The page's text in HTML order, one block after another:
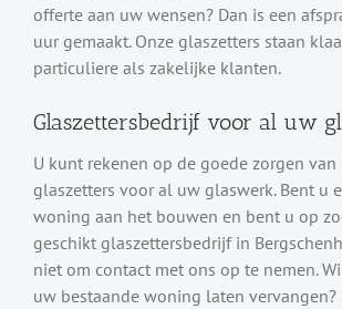
offerte aan uw wensen? Dan is een
uur gemaakt. Onze glaszetters staan
particuliere als zakelijke klanten.
Glaszettersbedrijf voor al uw
U kunt rekenen op de goede zorgen van
glaszetters voor al uw glaswerk. Bent u
woning aan het bouwen en bent u op
geschikt glaszettersbedrijf in
niet om contact met ons op te nemen.
uw bestaande woning laten vervangen?